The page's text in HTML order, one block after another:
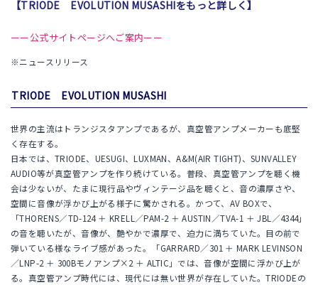
【TRIODE EVOLUTION MUSASHIをもっと詳しく】
ーー公式サイトページへご案内ーー
※ニュースリリース
TRIODE EVOLUTION MUSASHI
世界の主流はトランジスタアンプであるが、真空管アンプメーカーも底堅
く存在する。
日本では、TRIODE、UESUGI、LUXMAN、A&M(AIR TIGHT)、SUNVALLEY
AUDIO等が真空管アンプを作り続けている。普段、真空管アンプを聴く機
会は少ないが、たまに現行品やヴィンテージ品を聴くと、音の濃厚さや、
空間に音像が浮かび上がる様子に驚かされる。かつて、AV BOXで、
「THORENS／TD-124 ＋ KRELL／PAM-2 ＋ AUSTIN／TVA-1 ＋ JBL／4344」
の音を聴いたが、音像が、艶やかで濃厚で、迫力に満ちていた。目の前で
弾いている様なライブ感があった。「GARRARD／301 ＋ MARK LEVINSON
／LNP-2 ＋ 300Bモノアンプ×2 ＋ ALTIC」では、音像が空間に浮かび上が
る。真空管アンプ時代には、現代には無い世界が存在していた。TRIODEの